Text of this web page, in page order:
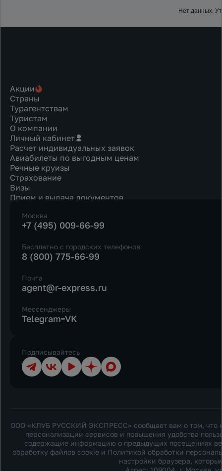
Нет данных.
Акции
Страны
Турагентствам
Туристам
О компании
Личный кабинет
Расчет индивидуальных заявок
Авиабилеты по выгодным ценам
Речные круизы
Страхование
Визы
Прием и выдача документов
Москва
+7 (495) 009-66-99
Бесплатно с городских телефонов
8 (800) 775-66-99
Почта
agent@r-express.ru
Мессенджеры
Telegram VK
Подписывайтесь
ТелеграмВКонтакте
YouTubeДзен Max
ООО «КЛУБ РУССКИЙ ЭКСПРЕСС» сообщает вам о том, что
персонализации сервисов и повышения удобства
содержащие информацию о предыдущих посещениях
обработку файлов cookie и Политикой обработки
настройки браузера,